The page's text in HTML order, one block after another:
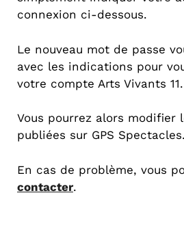
connexion ci-dessous.
Le nouveau mot de passe
avec les indications pour
votre compte Arts Vivants 11.
Vous pourrez alors modifier
publiées sur GPS Spectacles.
En cas de problème, vous
contacter.